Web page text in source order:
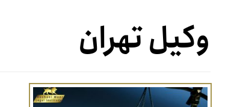
وکیل تهران